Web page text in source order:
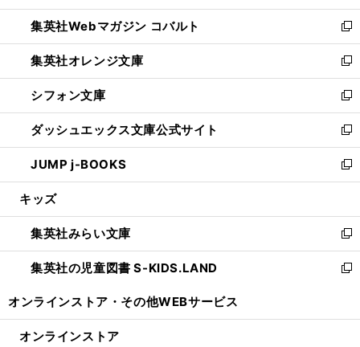
開
く
ウ
で
開
く
ン
ド
ウ
で
開
く
ウ
ィ
ン
ド
ウ
で
開
く
集英社Webマガジン コバルト
新
し
い
ウ
ィ
ン
ド
ウ
で
開
集英社オレンジ文庫
新
し
い
ウ
ィ
ン
ド
ウ
開
く
シフォン文庫
新
し
い
ウ
ィ
ン
ウ
で
開
く
ダッシュエックス文庫公式サイト
新
し
い
ウ
ン
ド
ウ
で
JUMP j-BOOKS
新
し
ウ
ィ
ン
ド
開
キッズ
集英社みらい文庫
新
し
い
ン
集英社の児童図書 S-KIDS.LAND
新
ウ
オンラインストア・ その他WEBサービス
オンラインストア